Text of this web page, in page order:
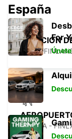
ESTACIÓN
KEMI -
KITTILA -
España
For